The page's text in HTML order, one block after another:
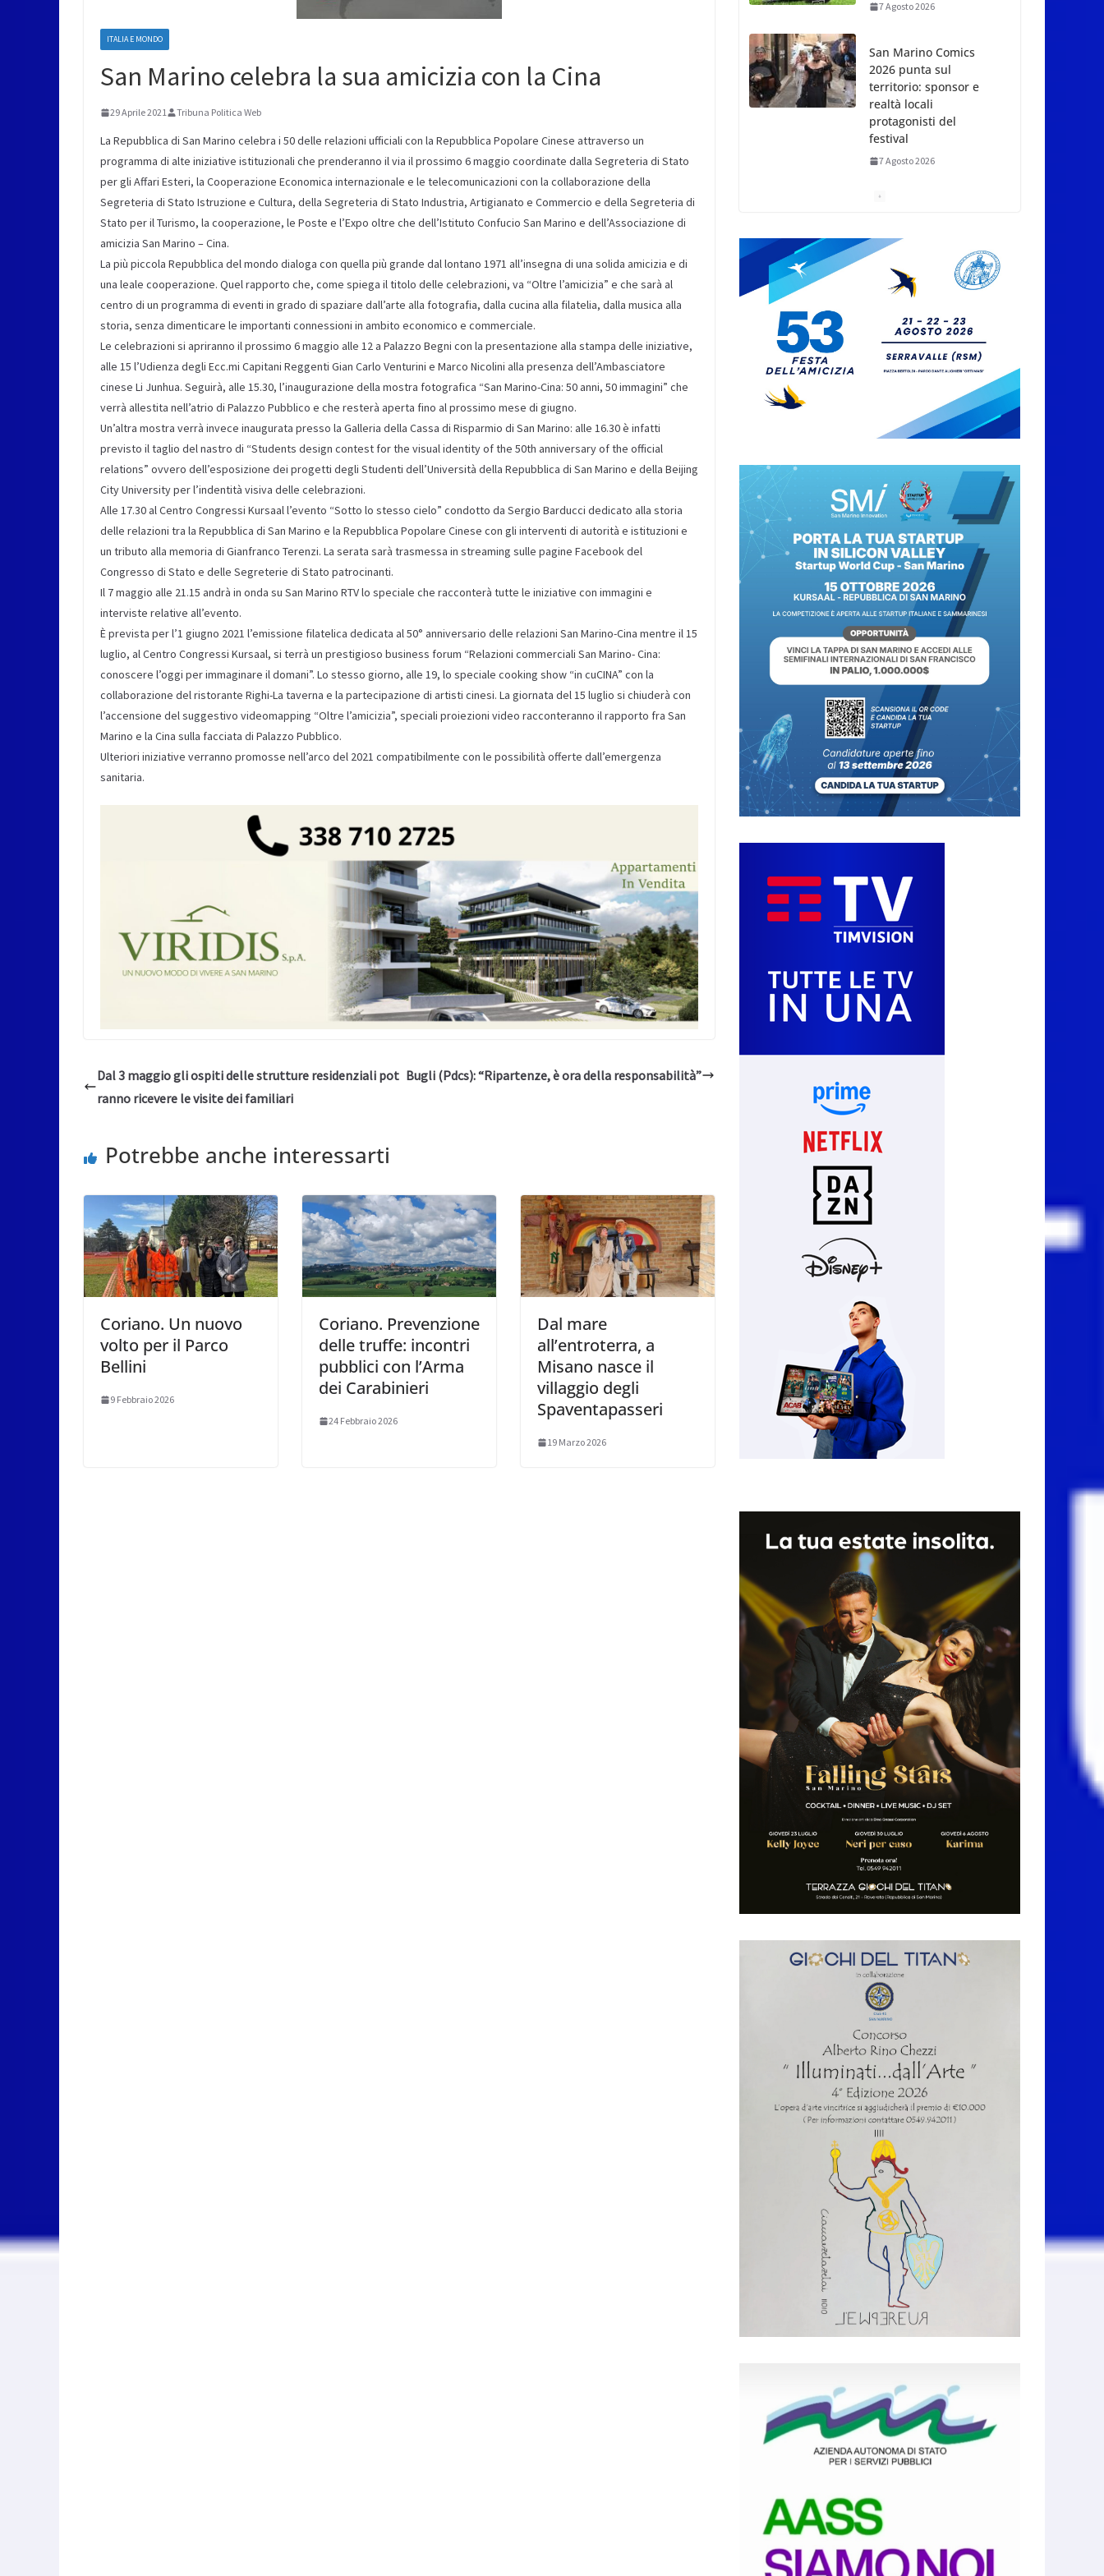
ITALIA E MONDO
San Marino celebra la sua amicizia con la Cina
29 Aprile 2021 Tribuna Politica Web
La Repubblica di San Marino celebra i 50 delle relazioni ufficiali con la Repubblica Popolare Cinese attraverso un
programma di alte iniziative istituzionali che prenderanno il via il prossimo 6 maggio coordinate dalla Segreteria di Stato
per gli Affari Esteri, la Cooperazione Economica internazionale e le telecomunicazioni con la collaborazione della
Segreteria di Stato Istruzione e Cultura, della Segreteria di Stato Industria, Artigianato e Commercio e della Segreteria di
Stato per il Turismo, la cooperazione, le Poste e l’Expo oltre che dell’Istituto Confucio San Marino e dell’Associazione di
amicizia San Marino – Cina.
La più piccola Repubblica del mondo dialoga con quella più grande dal lontano 1971 all’insegna di una solida amicizia e di
una leale cooperazione. Quel rapporto che, come spiega il titolo delle celebrazioni, va “Oltre l’amicizia” e che sarà al
centro di un programma di eventi in grado di spaziare dall’arte alla fotografia, dalla cucina alla filatelia, dalla musica alla
storia, senza dimenticare le importanti connessioni in ambito economico e commerciale.
Le celebrazioni si apriranno il prossimo 6 maggio alle 12 a Palazzo Begni con la presentazione alla stampa delle iniziative,
alle 15 l’Udienza degli Ecc.mi Capitani Reggenti Gian Carlo Venturini e Marco Nicolini alla presenza dell’Ambasciatore
cinese Li Junhua. Seguirà, alle 15.30, l’inaugurazione della mostra fotografica “San Marino-Cina: 50 anni, 50 immagini” che
verrà allestita nell’atrio di Palazzo Pubblico e che resterà aperta fino al prossimo mese di giugno.
Un’altra mostra verrà invece inaugurata presso la Galleria della Cassa di Risparmio di San Marino: alle 16.30 è infatti
previsto il taglio del nastro di “Students design contest for the visual identity of the 50th anniversary of the official
relations” ovvero dell’esposizione dei progetti degli Studenti dell’Università della Repubblica di San Marino e della Beijing
City University per l’indentità visiva delle celebrazioni.
Alle 17.30 al Centro Congressi Kursaal l’evento “Sotto lo stesso cielo” condotto da Sergio Barducci dedicato alla storia
delle relazioni tra la Repubblica di San Marino e la Repubblica Popolare Cinese con gli interventi di autorità e istituzioni e
un tributo alla memoria di Gianfranco Terenzi. La serata sarà trasmessa in streaming sulle pagine Facebook del
Congresso di Stato e delle Segreterie di Stato patrocinanti.
Il 7 maggio alle 21.15 andrà in onda su San Marino RTV lo speciale che racconterà tutte le iniziative con immagini e
interviste relative all’evento.
È prevista per l’1 giugno 2021 l’emissione filatelica dedicata al 50° anniversario delle relazioni San Marino-Cina mentre il 15
luglio, al Centro Congressi Kursaal, si terrà un prestigioso business forum “Relazioni commerciali San Marino- Cina:
conoscere l’oggi per immaginare il domani”. Lo stesso giorno, alle 19, lo speciale cooking show “in cuCINA” con la
collaborazione del ristorante Righi-La taverna e la partecipazione di artisti cinesi. La giornata del 15 luglio si chiuderà con
l’accensione del suggestivo videomapping “Oltre l’amicizia”, speciali proiezioni video racconteranno il rapporto fra San
Marino e la Cina sulla facciata di Palazzo Pubblico.
Ulteriori iniziative verranno promosse nell’arco del 2021 compatibilmente con le possibilità offerte dall’emergenza
sanitaria.
Dal 3 maggio gli ospiti delle strutture residenziali pot
ranno ricevere le visite dei familiari
Bugli (Pdcs): “Ripartenze, è ora della responsabilità”
Potrebbe anche interessarti
Coriano. Un nuovo
volto per il Parco
Bellini
9 Febbraio 2026
Coriano. Prevenzione
delle truffe: incontri
pubblici con l’Arma
dei Carabinieri
24 Febbraio 2026
Dal mare
all’entroterra, a
Misano nasce il
villaggio degli
Spaventapasseri
19 Marzo 2026
7 Agosto 2026
San Marino Comics
2026 punta sul
territorio: sponsor e
realtà locali
protagonisti del
festival
7 Agosto 2026
verso l’ora del
tramonto. I luoghi del
territorio dove si potrà
ammirare
7 Agosto 2026
San Marino, stop agli
abbruciamenti di
residui agricoli e
vegetali fino al 15
settembre. Previste
Caccuri celebra
Roberto Sergio:
cittadinanza onoraria,
chiavi della città e
premio alla carriera
7 Agosto 2026